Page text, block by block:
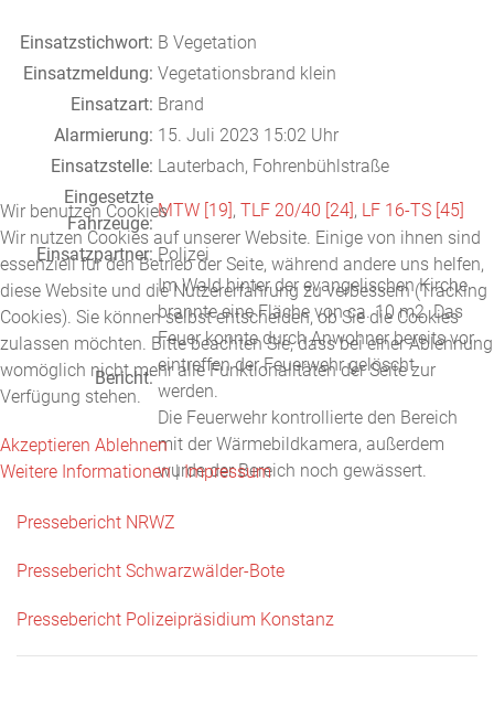
Einsatzstichwort: B Vegetation
Einsatzmeldung: Vegetationsbrand klein
Einsatzart: Brand
Alarmierung: 15. Juli 2023 15:02 Uhr
Einsatzstelle: Lauterbach, Fohrenbühlstraße
Eingesetzte
Fahrzeuge:
MTW [19], TLF 20/40 [24], LF 16-TS [45]
Einsatzpartner: Polizei
Bericht:
Im Wald hinter der evangelischen Kirche
brannte eine Fläche von ca. 10 m2. Das
Feuer konnte durch Anwohner bereits vor
eintreffen der Feuerwehr gelöscht
werden.
Die Feuerwehr kontrollierte den Bereich
mit der Wärmebildkamera, außerdem
wurde der Bereich noch gewässert.
Pressebericht NRWZ
Pressebericht Schwarzwälder-Bote
Pressebericht Polizeipräsidium Konstanz
Wir benutzen Cookies
Wir nutzen Cookies auf unserer Website. Einige von ihnen sind
essenziell für den Betrieb der Seite, während andere uns helfen,
diese Website und die Nutzererfahrung zu verbessern (Tracking
Cookies). Sie können selbst entscheiden, ob Sie die Cookies
zulassen möchten. Bitte beachten Sie, dass bei einer Ablehnung
womöglich nicht mehr alle Funktionalitäten der Seite zur
Verfügung stehen.
Akzeptieren Ablehnen
Weitere Informationen|Impressum